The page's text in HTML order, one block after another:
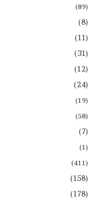
(89)
(8)
(11)
(31)
(12)
(24)
(19)
(58)
(7)
(1)
(411)
(158)
(178)